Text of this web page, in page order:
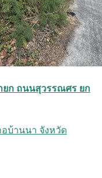
ยก ถนนสุวรรณศร ยก
บ้านนา จังหวัด